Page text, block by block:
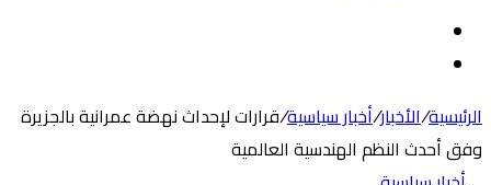
الرئيسية/الأخبار/أخبار سياسية/قرارات لإحداث نهضة عمرانية بالجزيرة
وفق أحدث النظم الهندسية العالمية